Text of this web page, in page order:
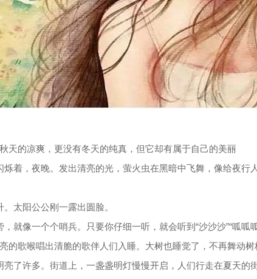
天的凉爽，更没有冬天的纯真，但它却有属于自己的美丽
着，夜晚。发出清亮的光，萤火虫在黑暗中飞舞，像给夜
太阳公公刚一露出圆脸。
就像一个个哨兵。只要你仔细一听，就会听到“沙沙沙”“呱
的歌喉唱出清脆的歌伴人们入睡。大树也睡觉了，不再舞动树
了许多。街道上，一盏盏明灯慢慢开启，人们行走在夏天的